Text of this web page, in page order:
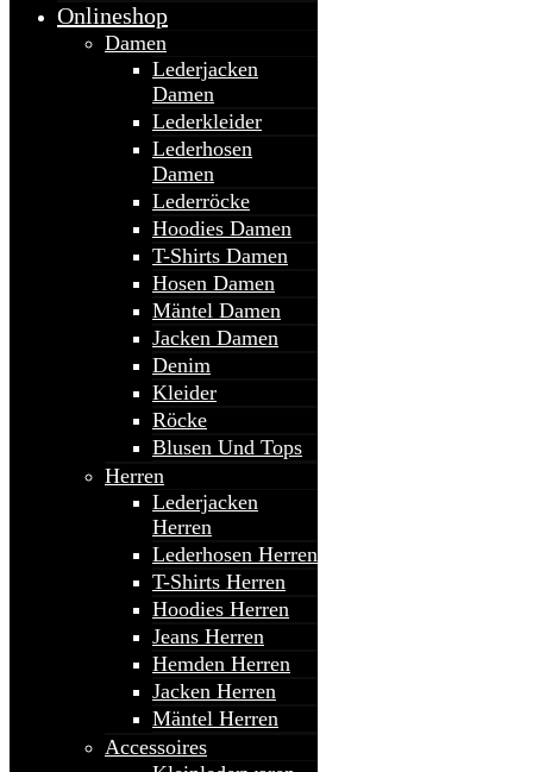
Onlineshop
Damen
Lederjacken
Damen
Lederkleider
Lederhosen
Damen
Lederröcke
Hoodies Damen
T-Shirts Damen
Hosen Damen
Mäntel Damen
Jacken Damen
Denim
Kleider
Röcke
Blusen Und Tops
Herren
Lederjacken
Herren
Lederhosen Herren
T-Shirts Herren
Hoodies Herren
Jeans Herren
Hemden Herren
Jacken Herren
Mäntel Herren
Accessoires